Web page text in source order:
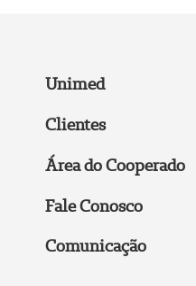
Unimed
Clientes
Área do Cooperado
Fale Conosco
Comunicação